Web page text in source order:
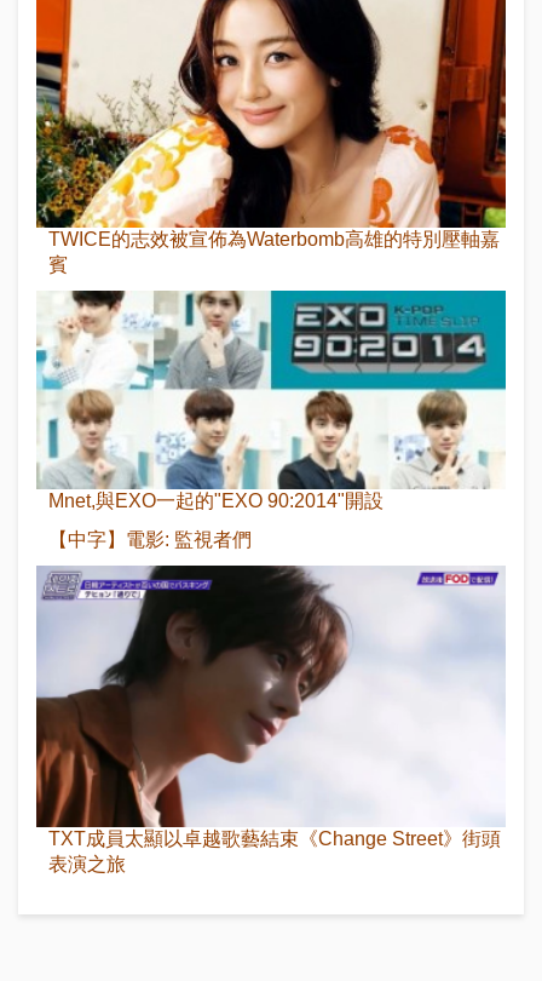
TWICE的志效被宣佈為Waterbomb高雄的特別壓軸嘉
賓
Mnet,與EXO一起的"EXO 90:2014"開設
【中字】電影: 監視者們
TXT成員太顯以卓越歌藝結束《Change Street》街頭
表演之旅